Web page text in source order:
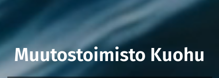
Muutostoimisto Kuohu